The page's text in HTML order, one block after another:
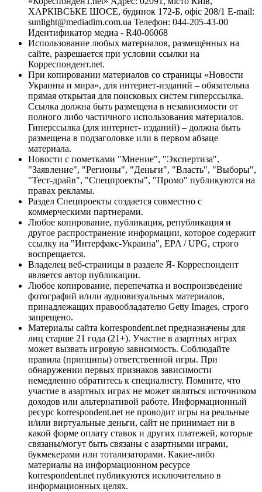
ХАРКІВСЬКЕ ШОСЕ, будинок 172-Б, офіс 208/1 E-mail:
sunlight@mediadim.com.ua Телефон: 044-205-43-00
Идентификатор медиа - R40-06068
Использование любых материалов, размещённых на
сайте, разрешается при условии ссылки на
Корреспондент.net.
При копировании материалов со страницы «Новости
Украины и мира», для интернет-изданий – обязательна
прямая открытая для поисковых систем гиперссылка.
Ссылка должна быть размещена в независимости от
полного либо частичного использования материалов.
Гиперссылка (для интернет- изданий) – должна быть
размещена в подзаголовке или в первом абзаце
материала.
Новости с пометками "Мнение", "Экспертиза",
"Заявление", "Регионы", "Деньги", "Власть", "Выборы",
"Тест-драйв", "Спецпроекты", "Промо" публикуются на
правах рекламы.
Раздел Спецпроекты создается совместно с
коммерческими партнерами.
Любое копирование, публикация, републикация и
другое распространение информации, которое содержит
ссылку на "Интерфакс-Украина", EPA / UPG, строго
воспрещается.
Владелец веб-страницы в разделе Я- Корреспондент
является автор публикации.
Любое копирование, перепечатка и воспроизведение
фотографий и/или аудиовизуальных материалов,
принадлежащих правообладателю Getty Images, строго
запрещено.
Материалы сайта korrespondent.net предназначены для
лиц старше 21 года (21+). Участие в азартных играх
может вызвать игровую зависимость. Соблюдайте
правила (принципы) ответственной игры. При
обнаружении первых признаков зависимости
немедленно обратитесь к специалисту. Помните, что
участие в азартных играх не может являться источником
доходов или альтернативой работе. Информационный
ресурс korrespondent.net не проводит игры на реальные
и/или виртуальные деньги, сайт не принимает ни в
какой форме оплату ставок и других платежей, которые
связаны/могут быть связаны с азартными играми,
букмекерами или тотализаторами. Какие-либо
материалы на информационном ресурсе
korrespondent.net публикуются исключительно в
информационных целях.